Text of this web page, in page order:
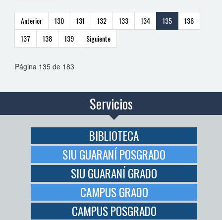
Anterior 130 131 132 133 134 135
136
137
138 139 Siguiente
Página 135 de 183
Servicios
CAMPUS GRADO
BIBLIOTECA
SIU GUARANÍ GRADO
CAMPUS POSGRADO
SIU GUARANÍ POSGRADO